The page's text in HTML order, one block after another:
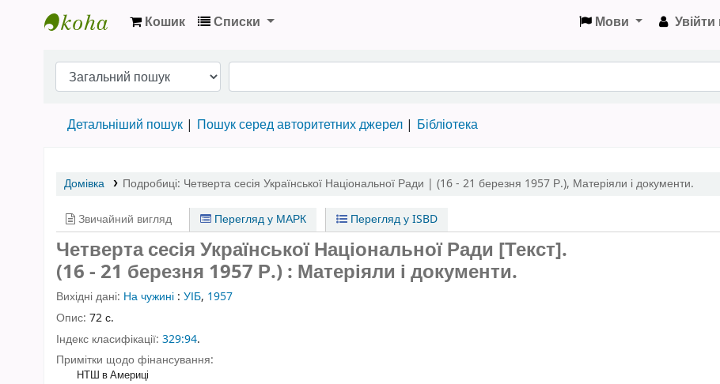
Кошик Списки Мови
Детальніший пошук Пошук серед авторитетних джерел Бібліотека
Домівка Подробиці: Четверта сесія Української Національної Ради | (16 - 21 березня 1957 Р.), Матеріяли і документи.
Звичайний вигляд Перегляд у МАРК Перегляд у ISBD
Четверта сесія Української Національної Ради [Текст].
(16 - 21 березня 1957 Р.) : Матеріяли і документи.
Вихідні дані: На чужині : УІБ, 1957
Опис: 72 с.
Індекс класифікації: 329:94.
Примітки щодо фінансування:
НТШ в Америці